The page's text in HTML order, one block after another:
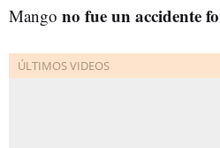
Mango no fue un accidente